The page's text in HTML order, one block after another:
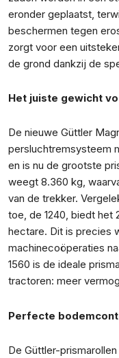
eronder geplaatst,
beschermen tegen
zorgt voor een
de grond dankzij de
Het juiste gewicht
De nieuwe Güttler
persluchtremsysteem
en is nu de grootste
weegt 8.360 kg,
van de trekker.
toe, de 1240, biedt
hectare. Dit is precies
machinecoöperaties
1560 is de ideale
tractoren: meer
Perfecte
De Güttler-